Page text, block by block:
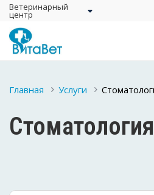
Ветеринарный
центр
Главная Услуги
Стоматология